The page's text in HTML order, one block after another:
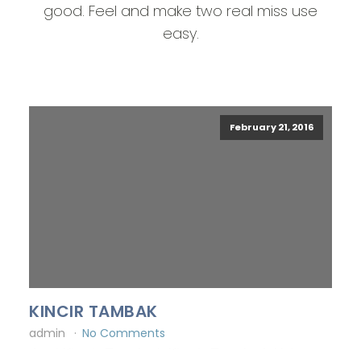
good. Feel and make two real miss use
easy.
February 21, 2016
KINCIR TAMBAK
admin No Comments